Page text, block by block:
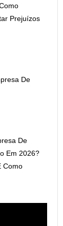
Prejuízos
De
De
Em 2026?
Como